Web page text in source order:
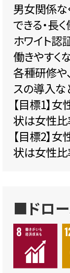
男女関係な
できる・長
ホワイト認
働きやすく
各種研修や
スの導入な
【目標1】
状は女性比
【目標2】
状は女性比
■ドロー